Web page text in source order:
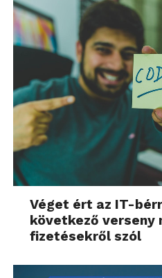
Véget ért az IT-
következő verseny
fizetésekről szól